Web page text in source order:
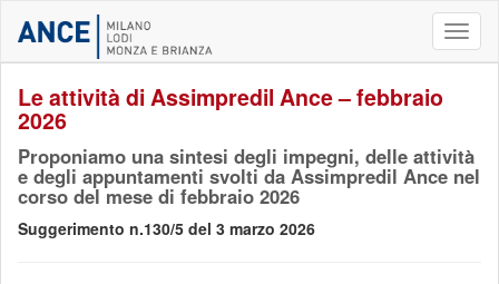
Le attività di Assimpredil Ance – febbraio
2026
Proponiamo una sintesi degli impegni, delle attività
e degli appuntamenti svolti da Assimpredil Ance nel
corso del mese di febbraio 2026
Suggerimento n.130/5 del 3 marzo 2026